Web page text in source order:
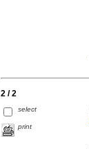
2 / 2
select
print